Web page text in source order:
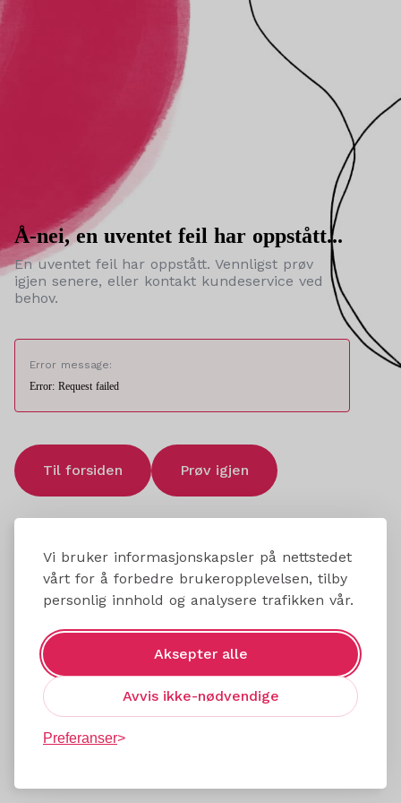
Vi bruker informasjonskapsler på nettstedet
vårt for å forbedre brukeropplevelsen, tilby
personlig innhold og analysere trafikken vår.
Aksepter alle
Avvis ikke-nødvendige
Preferanser
Å-nei, en uventet feil har oppstått...
En uventet feil har oppstått. Vennligst prøv
igjen senere, eller kontakt kundeservice ved
behov.
Error message:
Error: Request failed
Til forsiden Prøv igjen